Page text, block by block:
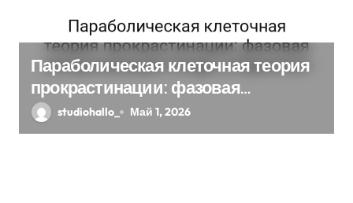
п
и
я
Параболическая клеточная теория
прокрастинации: фазовая
синхронизация Image и Expansion
studiohallo_ Май 1, 2026